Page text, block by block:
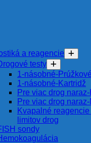
a reagencie
testy
1-násobné-Prúžkové
1-násobné-Kartridž
Pre viac drog
Pre viac drog
Kvapalné
limitov drog
sondy